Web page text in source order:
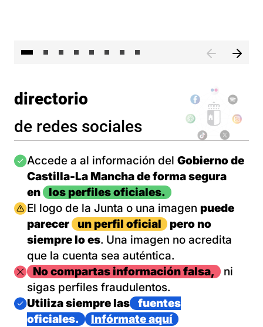
directorio
de redes sociales
Imagen
Accede a al información del Gobierno de
Castilla-La Mancha de forma segura
en
los perfiles oficiales.
Imagen
El logo de la Junta o una imagen puede
parecer
un perfil oficial
pero no
siempre lo es. Una imagen no acredita
que la cuenta sea auténtica.
ImagenNo compartas información falsa,
ni
sigas perfiles fraudulentos.
Imagen
Utiliza siempre las
fuentes
oficiales.
Infórmate aquí